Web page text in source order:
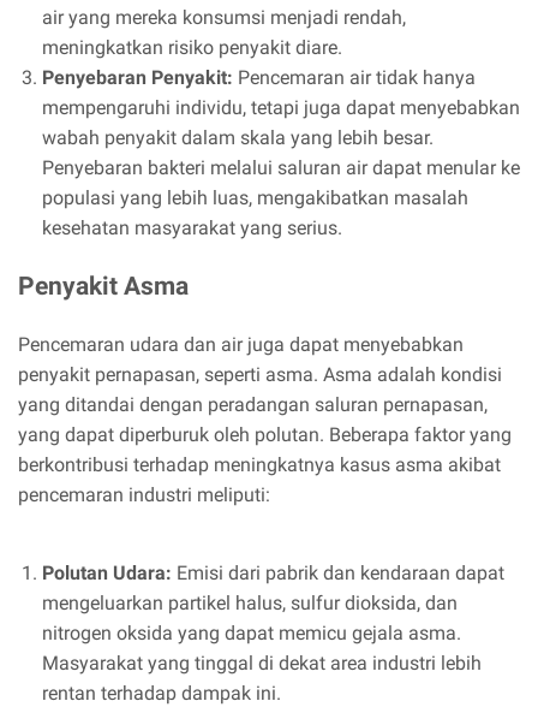
air yang mereka konsumsi menjadi rendah,
meningkatkan risiko penyakit diare.
Penyebaran Penyakit: Pencemaran air tidak hanya
mempengaruhi individu, tetapi juga dapat menyebabkan
wabah penyakit dalam skala yang lebih besar.
Penyebaran bakteri melalui saluran air dapat menular ke
populasi yang lebih luas, mengakibatkan masalah
kesehatan masyarakat yang serius.
Penyakit Asma
Pencemaran udara dan air juga dapat menyebabkan
penyakit pernapasan, seperti asma. Asma adalah kondisi
yang ditandai dengan peradangan saluran pernapasan,
yang dapat diperburuk oleh polutan. Beberapa faktor yang
berkontribusi terhadap meningkatnya kasus asma akibat
pencemaran industri meliputi:
Polutan Udara: Emisi dari pabrik dan kendaraan dapat
mengeluarkan partikel halus, sulfur dioksida, dan
nitrogen oksida yang dapat memicu gejala asma.
Masyarakat yang tinggal di dekat area industri lebih
rentan terhadap dampak ini.